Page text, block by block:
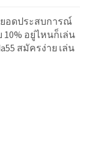
ยอดประสบการณ์
อยู่ไหนก็เล่น
สมัครง่าย เล่น